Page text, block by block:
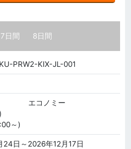
7日間 8日間
PRW2-KIX-JL-001
エコノミー
～)
24日～2026年12月17日